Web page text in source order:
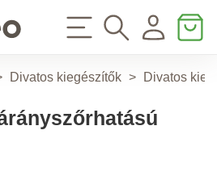
Divatos kiegészítők > Divatos